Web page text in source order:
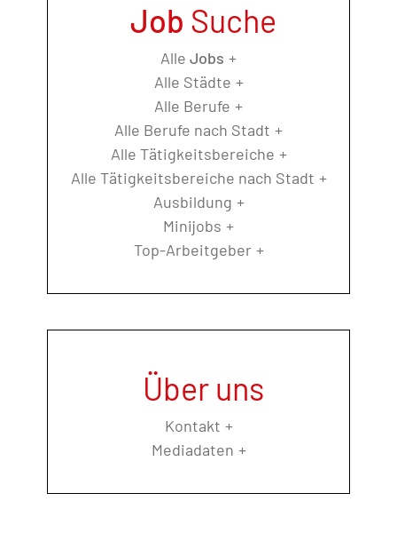
Job Suche
Alle Jobs
Alle Städte
Alle Berufe
Alle Berufe nach Stadt
Alle Tätigkeitsbereiche
Alle Tätigkeitsbereiche nach Stadt
Ausbildung
Minijobs
Top-Arbeitgeber
Über uns
Kontakt
Mediadaten